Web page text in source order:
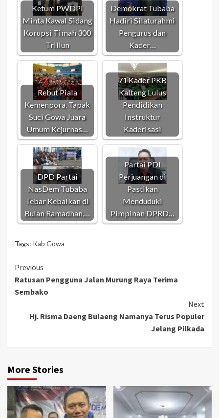
Ketum PWDPI
Minta Kawal Sidang
Korupsi Timah 300
Triliun
Demokrat Tubaba
Hadiri Silaturahmi
Pengurus dan
Kader…
Rebut Piala
Kemenpora. Tapak
Suci Gowa Juara
Umum Kejurnas…
71 Kader PKB
Kalteng Lulus
Pendidikan
Instruktur
Kaderisasi
DPD Partai
NasDem Tubaba
Tebar Kebaikan di
Bulan Ramadhan,…
Partai PDI
Perjuangan di
Pastikan
Menduduki
Pimpinan DPRD…
Tags: Kab Gowa
Continue
Reading
Previous
Ratusan Pengguna Jalan Murung Raya Terima
Sembako
Next
Hj. Risma Daeng Bulaeng Namanya Terus Populer
Jelang Pilkada
More Stories